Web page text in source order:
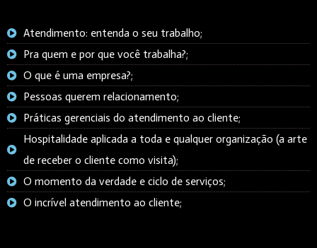
Atendimento: entenda o seu trabalho;
Pra quem e por que você trabalha?;
O que é uma empresa?;
Pessoas querem relacionamento;
Práticas gerenciais do atendimento ao cliente;
Hospitalidade aplicada a toda e qualquer organização (a arte
de receber o cliente como visita);
O momento da verdade e ciclo de serviços;
O incrível atendimento ao cliente;